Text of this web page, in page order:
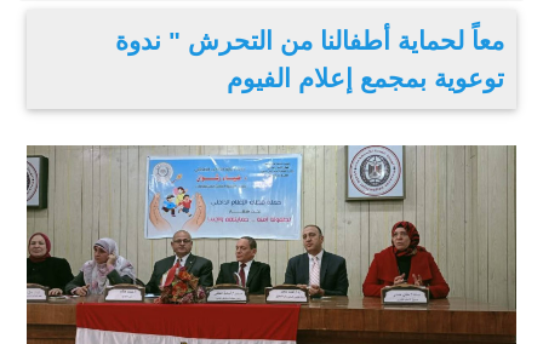
معاً لحماية أطفالنا من التحرش " ندوة
توعوية بمجمع إعلام الفيوم